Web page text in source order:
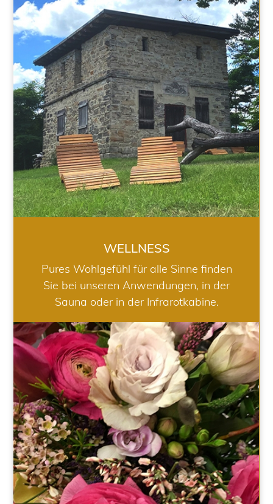
WELLNESS
WELLNESS
Pures Wohlgefühl für alle Sinne finden
Sie bei unseren Anwendungen, in der
Sauna oder in der Infrarotkabine.
HOCHZEIT